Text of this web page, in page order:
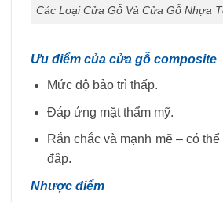
Các Loại Cửa Gỗ Và Cửa Gỗ Nhựa
Ưu điểm của cửa gỗ composite
Mức độ bảo trì thấp.
Đáp ứng mặt thẩm mỹ.
Rắn chắc và mạnh mẽ – có
đập.
Nhược điểm